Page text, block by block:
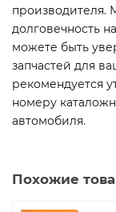
производителя.
долговечность
можете быть
запчастей для
рекомендуется
номеру
автомобиля.
Похожие